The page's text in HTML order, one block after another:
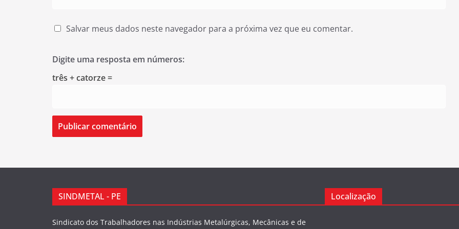
Salvar meus dados neste navegador para a próxima vez que eu comentar.
Digite uma resposta em números:
três + catorze =
SINDMETAL - PE
Sindicato dos Trabalhadores nas Indústrias Metalúrgicas, Mecânicas e de
Localização